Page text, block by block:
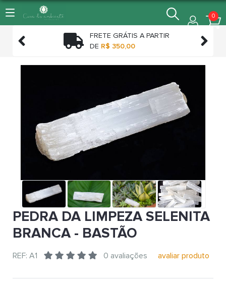
0

FRETE GRÁTIS A PARTIR
DE R$ 350,00 
PEDRA DA LIMPEZA SELENITA
BRANCA - BASTÃO
REF: A1 0 avaliações avaliar produto